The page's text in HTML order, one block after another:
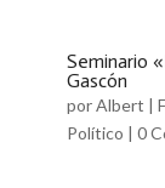
Seminario
Gascón
porAlbert |
Político | 0